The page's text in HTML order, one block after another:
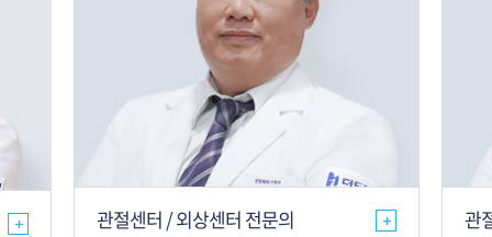
+ 관절센터 / 외상센터 전문의 + 관